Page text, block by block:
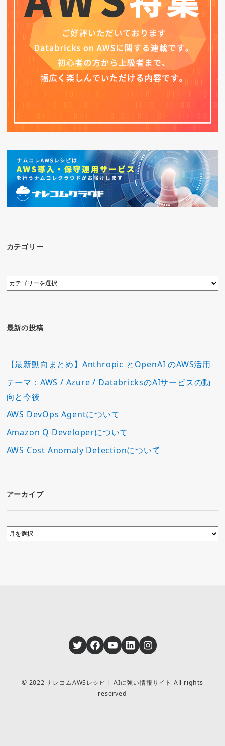
カテゴリー
カ
テ
ー
最新の投稿
【最新動向まとめ】Anthropic とOpenAI のAWS活用
テーマ：AWS / Azure / DatabricksのAIサービスの動
向と今後
AWS DevOps Agentについて
Amazon Q Developerについて
AWS Cost Anomaly Detectionについて
アーカイブ
Twitter Facebook YouTube LinkedIn Instagram
© 2022 ナレコムAWSレシピ | AIに強い情報サイト All rights
reserved